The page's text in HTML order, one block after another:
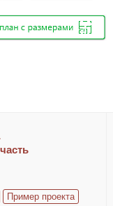
Пример проекта